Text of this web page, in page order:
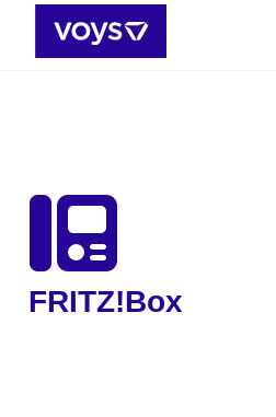
FRITZ!Box